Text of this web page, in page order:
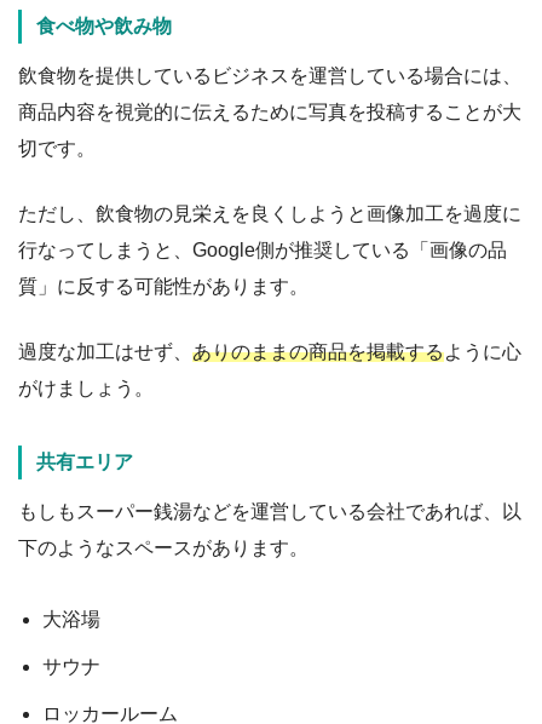
食べ物や飲み物
飲食物を提供しているビジネスを運営している場合には、
商品内容を視覚的に伝えるために写真を投稿することが大
切です。
ただし、飲食物の見栄えを良くしようと画像加工を過度に
行なってしまうと、Google側が推奨している「画像の品
質」に反する可能性があります。
過度な加工はせず、 ありのままの商品を掲載するように心
がけましょう。
共有エリア
もしもスーパー銭湯などを運営している会社であれば、以
下のようなスペースがあります。
大浴場
サウナ
ロッカールーム